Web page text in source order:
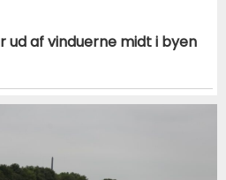
ud af vinduerne midt i byen